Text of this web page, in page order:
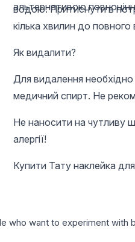
альтернативою
водою. Притиснути в
кілька хвилин до
Як видалити?
Для видалення
медичний спирт. Не
Не наносити на чутливу
алергії!
Купити Тату наклейка
want to experiment